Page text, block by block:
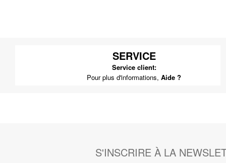
SERVICE
Service client:
Pour plus d'informations, Aide ?
S'INSCRIRE À LA